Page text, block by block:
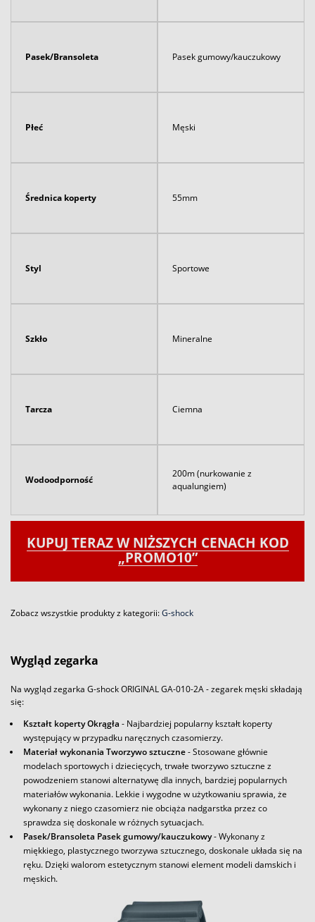
Pasek/Bransoleta Pasek gumowy/kauczukowy
Płeć Męski
Średnica koperty 55mm
Styl Sportowe
Szkło Mineralne
Tarcza Ciemna
Wodoodporność
200m (nurkowanie z
aqualungiem)
KUPUJ TERAZ W NIŻSZYCH CENACH KOD
„PROMO10”
Zobacz wszystkie produkty z kategorii:G-shock
Wygląd zegarka
Na wygląd zegarka G-shock ORIGINAL GA-010-2A - zegarek męski składają
się:
Kształt koperty Okrągła - Najbardziej popularny kształt koperty
występujący w przypadku naręcznych czasomierzy.
Materiał wykonania Tworzywo sztuczne- Stosowane głównie
modelach sportowych i dziecięcych, trwałe tworzywo sztuczne z
powodzeniem stanowi alternatywę dla innych, bardziej popularnych
materiałów wykonania. Lekkie i wygodne w użytkowaniu sprawia, że
wykonany z niego czasomierz nie obciąża nadgarstka przez co
sprawdza się doskonale w różnych sytuacjach.
Pasek/Bransoleta Pasek gumowy/kauczukowy- Wykonany z
miękkiego, plastycznego tworzywa sztucznego, doskonale układa się na
ręku. Dzięki walorom estetycznym stanowi element modeli damskich i
męskich.